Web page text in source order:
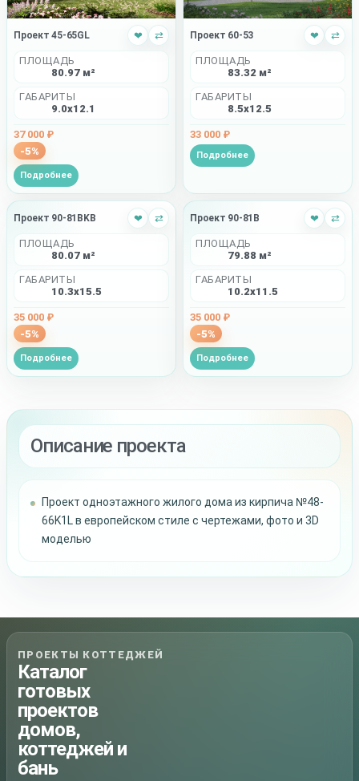
Проект 45-65GL ❤ ⇄
ПЛОЩАДЬ
80.97 м²
ГАБАРИТЫ
9.0x12.1
37 000 ₽
-5%
Подробнее
Проект 60-53 ❤ ⇄
ПЛОЩАДЬ
83.32 м²
ГАБАРИТЫ
8.5x12.5
33 000 ₽
Подробнее
Проект 90-81BKB ❤ ⇄
ПЛОЩАДЬ
80.07 м²
ГАБАРИТЫ
10.3x15.5
35 000 ₽
-5%
Подробнее
Проект 90-81B ❤ ⇄
ПЛОЩАДЬ
79.88 м²
ГАБАРИТЫ
10.2x11.5
35 000 ₽
-5%
Подробнее
Описание проекта
Проект одноэтажного жилого дома из кирпича №48-
66K1L в европейском стиле с чертежами, фото и 3D
моделью
ПРОЕКТЫ КОТТЕДЖЕЙ
Каталог
готовых
проектов
домов,
коттеджей и
бань